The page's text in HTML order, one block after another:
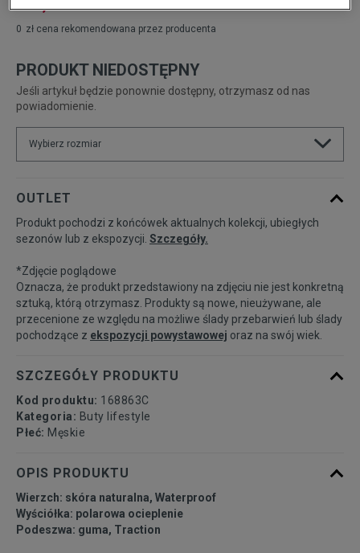
0 zł cena rekomendowana przez producenta
399,99 zł
PRODUKT NIEDOSTĘPNY
Jeśli artykuł będzie ponownie dostępny, otrzymasz od nas
powiadomienie.
Wybierz rozmiar
41 26 cm Powiadom o dostępności
41,5 26,5 cm
42 27 cm Powiadom o dostępności
43 28 cm
44,5 29 cm Powiadom o dostępności
OUTLET
Produkt pochodzi z końcówek aktualnych kolekcji, ubiegłych
sezonów lub z ekspozycji. Szczegóły.
*Zdjęcie poglądowe
Oznacza, że produkt przedstawiony na zdjęciu nie jest konkretną
sztuką, którą otrzymasz. Produkty są nowe, nieużywane, ale
przecenione ze względu na możliwe ślady przebarwień lub ślady
pochodzące z ekspozycji powystawowej oraz na swój wiek.
SZCZEGÓŁY PRODUKTU
Kod produktu: 168863C
Kategoria: Buty lifestyle
Płeć: Męskie
OPIS PRODUKTU
Wierzch: skóra naturalna, Waterproof
Wyściółka: polarowa ocieplenie
Podeszwa: guma, Traction